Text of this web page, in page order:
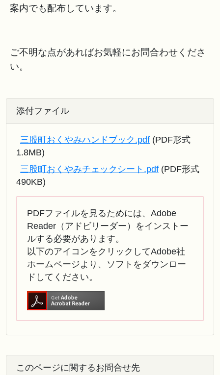
案内でも配布しています。
ご不明な点があればお気軽にお問合わせくださ
い。
添付ファイル
三股町おくやみハンドブック.pdf (PDF形式
1.8MB)
三股町おくやみチェックシート.pdf (PDF形式
490KB)
PDFファイルを見るためには、Adobe
Reader（アドビリーダー）をインストー
ルする必要があります。
以下のアイコンをクリックしてAdobe社
ホームページより、ソフトをダウンロー
ドしてください。
このページに関するお問合せ先